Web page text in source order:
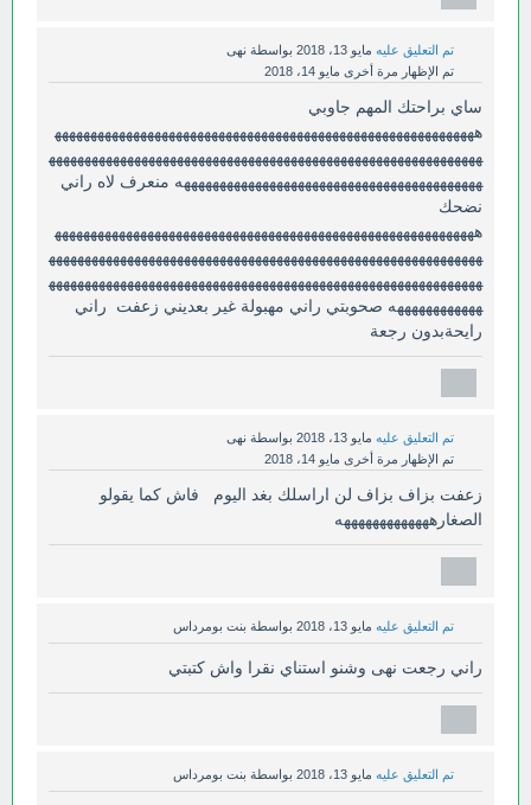
تم التعليق عليه مايو 13، 2018 بواسطة نهى
تم الإظهار مرة أخرى مايو 14، 2018
ساي براحتك المهم جاوبي
هههههههههههههههههههههههههههههههههههههههههههههههههههههههههههه
ههههههههههههههههههههههههههههههههههههههههههههههههههههههههههههه
ههههههههههههههههههههههههههههههههههههههههههه منعرف لاه راني
نضحك
هههههههههههههههههههههههههههههههههههههههههههههههههههههههههههه
ههههههههههههههههههههههههههههههههههههههههههههههههههههههههههههه
ههههههههههههههههههههههههههههههههههههههههههههههههههههههههههههه
ههههههههههههه صحوبتي راني مهبولة غير بعديني زعفت راني
رايحةبدون رجعة
تم التعليق عليه مايو 13، 2018 بواسطة نهى
تم الإظهار مرة أخرى مايو 14، 2018
زعفت بزاف بزاف لن اراسلك بغد اليوم فاش كما يقولو
الصغارهههههههههههههه
تم التعليق عليه مايو 13، 2018 بواسطة بنت بومرداس
راني رجعت نهى وشنو استناي نقرا واش كتبتي
تم التعليق عليه مايو 13، 2018 بواسطة بنت بومرداس